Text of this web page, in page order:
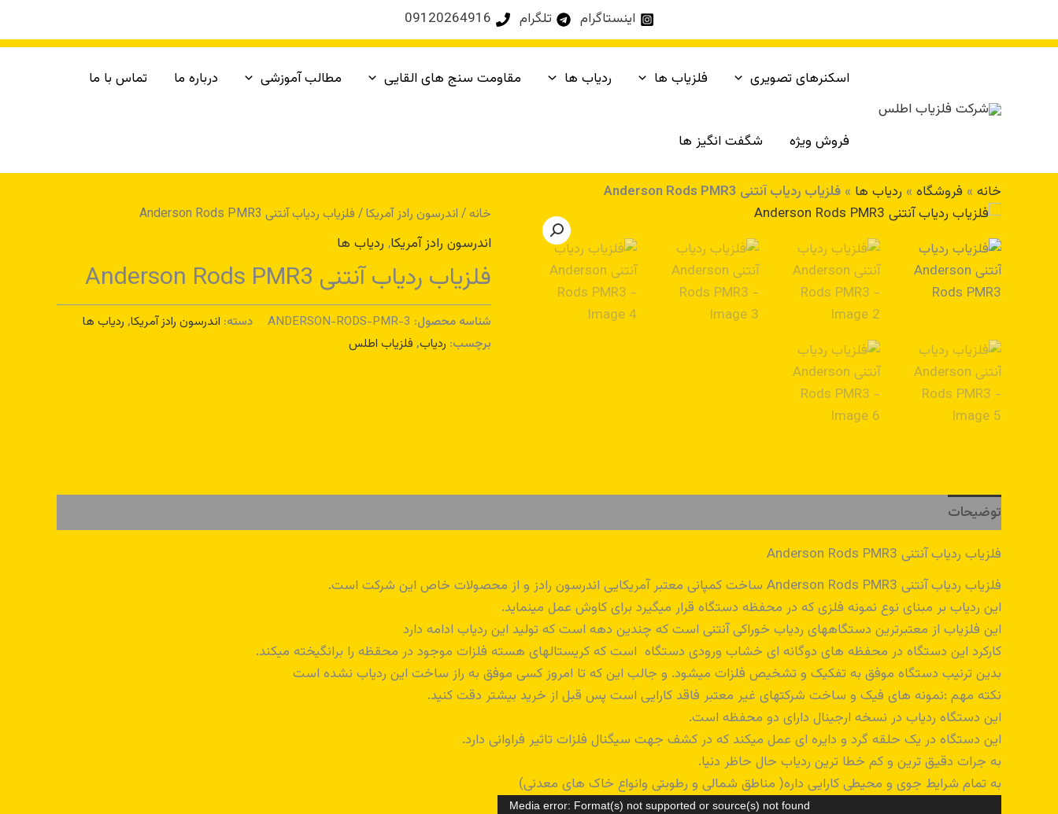
محتوا
اینستاگرام تلگرام 09120264916
اسکنرهای تصویری فلزیاب ها ردیاب ها مقاومت سنج های القایی مطالب آموزشی درباره ما تماس با ما
فروش ویژه شگفت انگیز ها
خانه » فروشگاه » ردیاب ها » فلزیاب ردیاب آنتنی Anderson Rods PMR3
خانه / اندرسون رادز آمریکا/ فلزیاب ردیاب آنتنی Anderson Rods PMR3
اندرسون رادز آمریکا, ردیاب ها
فلزیاب ردیاب آنتنی Anderson Rods PMR3
شناسه محصول: ANDERSON-RODS-PMR-3 دسته: اندرسون رادز آمریکا, ردیاب ها
برچسب: ردیاب, فلزیاب اطلس
توضیحات
فلزیاب ردیاب آنتنی Anderson Rods PMR3
فلزیاب ردیاب آنتنی Anderson Rods PMR3 ساخت کمپانی معتبر آمریکایی اندرسون رادز و از محصولات خاص این شرکت است.
این ردیاب بر مبنای نوع نمونه فلزی که در محفظه دستگاه قرار میگیرد برای کاوش عمل مینماید.
این فلزیاب از معتبرترین دستگاههای ردیاب خوراکی آنتنی است که چندین دهه است که تولید این ردیاب ادامه دارد
کارکرد این دستگاه در محفظه های دوگانه ای خشاب ورودی دستگاه است که کریستالهای هسته فلزات موجود در محقظه را برانگیخته میکند.
بدین ترنیب دستگاه موفق به تفکیک و تشخیص فلزات میشود. و جالب این که تا امروز کسی موفق به راز ساخت این ردیاب نشده است
نکته مهم :نمونه های فیک و ساخت شرکتهای غیر معتبر فاقد کارایی است پس قبل از خرید بیشتر دقت کنید.
این دستگاه ردیاب در نسخه ارجینال دارای دو محفظه است.
این دستگاه در یک حلقه گرد و دایره ای عمل میکند که در کشف جهت سیگنال فلزات تاثیر فراوانی دارد.
به جرات دقیق ترین و کم خطا ترین ردیاب حال حاظر دنیا.
به تمام شرایط جوی و محیطی کارایی داره( مناطق شمالی و رطوبتی وانواع خاک های معدنی)
Media error: Format(s) not supported or source(s) not found